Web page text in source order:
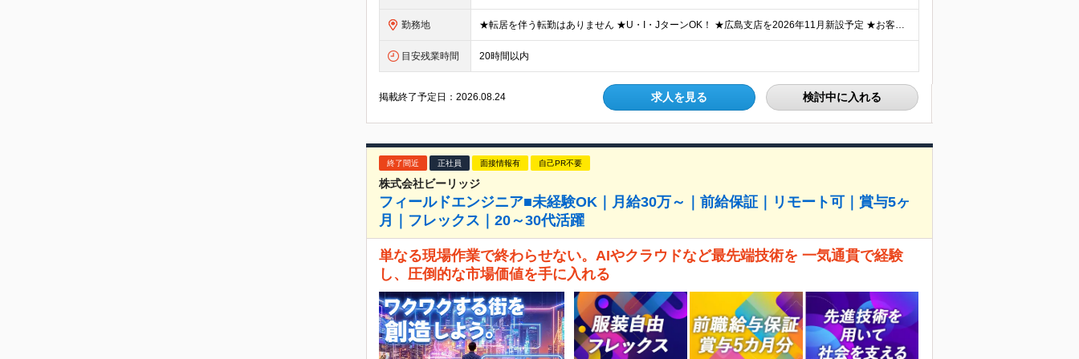
勤務地 ★転居を伴う転勤はありません ★U・I・JターンOK！ ★広島支店を2026年11月新設予定 ★お客様先に常駐する案件でも、在宅OKの場合は自社オフィスに出社し、チームで相談しながら仕事を進めています
目安残業時間 20時間以内
掲載終了予定日：2026.08.24 求人を見る 検討中に入れる
終了間近 正社員 面接情報有 自己PR不要
株式会社ビーリッジ
フィールドエンジニア■未経験OK｜月給30万～｜前給保証｜リモート可｜賞与5ヶ
月｜フレックス｜20～30代活躍
単なる現場作業で終わらせない。AIやクラウドなど最先端技術を 一気通貫で経験
し、圧倒的な市場価値を手に入れる